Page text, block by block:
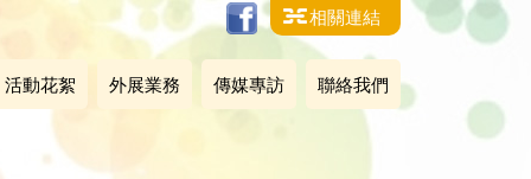
相關連結
活動花絮 外展業務 傳媒專訪 聯絡我們